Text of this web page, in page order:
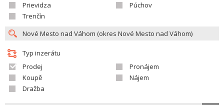
Prievidza
Púchov
Trenčín
Typ inzerátu
Prodej
Pronájem
Koupě
Nájem
Dražba